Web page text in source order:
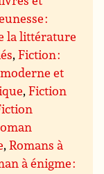
:
la littérature
,Fiction :
et
,Fiction
,Romans à
à énigme :